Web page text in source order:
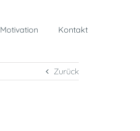
Motivation Kontakt
Zurück